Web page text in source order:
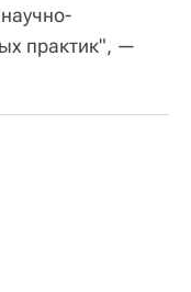
практик", —